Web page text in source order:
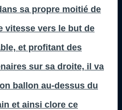
sa propre moitié de
vitesse vers le but de
et profitant des
sur sa droite, il va
ballon au-dessus du
et ainsi clore ce